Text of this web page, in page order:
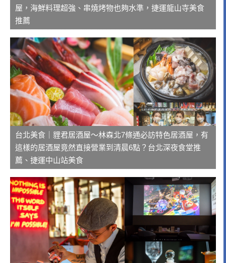
屋，海鮮料理超強、串燒烤物也夠水準，捷運龍山寺美食
推薦
台北美食｜貍君居酒屋～林森北7條通必訪特色居酒屋，有
這樣的居酒屋竟然直接營業到清晨6點？台北深夜食堂推
薦、捷運中山站美食